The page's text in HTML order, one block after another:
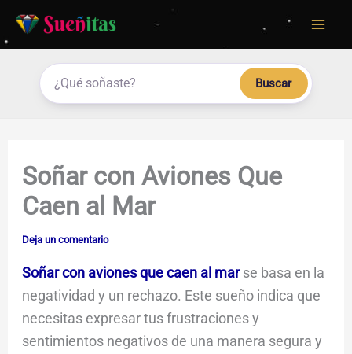
Buscar
Soñar con Aviones Que
Caen al Mar
Deja un comentario
Soñar con aviones que caen al marse basa en la
negatividad y un rechazo. Este sueño indica que
necesitas expresar tus frustraciones y
sentimientos negativos de una manera segura y